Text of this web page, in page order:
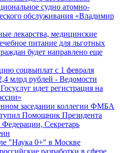
судно атомно-
обслуживания «Владимир
лекарства, медицинские
питание для льготных
будет направлено еще
соцвыплат с 1 февраля
млрд рублей - Ведомости
идет регистрация на
заседании коллегии ФМБА
Помощник Президента
Федерации, Секретарь
"Наука 0+" в Москве
разработки в сфере